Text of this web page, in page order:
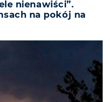
nienawiści”.
na pokój na